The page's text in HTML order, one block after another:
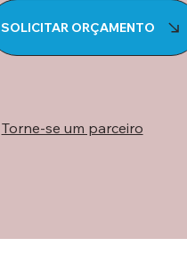
SOLICITAR ORÇAMENTO
Torne-se um parceiro